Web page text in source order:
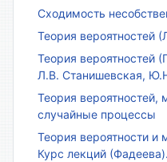
Сходимость
Теория вероятностей
Теория вероятностей
Л.В. Станишевская,
Теория вероятностей,
случайные процессы
Теория вероятности и
Курс лекций (Фадеева).